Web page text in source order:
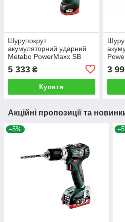
Шурупокрут
акумуляторний ударний
Metabo PowerMaxx SB
5 333 ₴
Купити
3
Акційні пропозиції та
–5%